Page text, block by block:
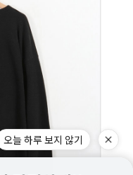
오늘 하루 보지 않기